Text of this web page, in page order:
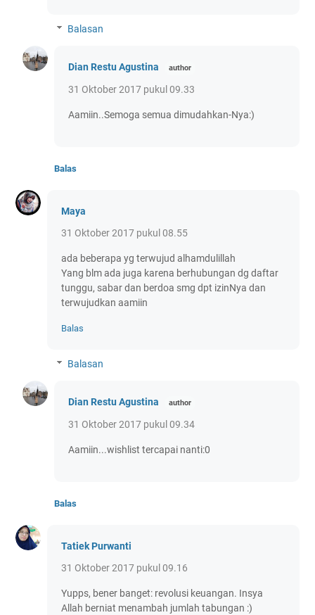
Balasan
Dian Restu Agustina
31 Oktober 2017 pukul 09.33
Aamiin..Semoga semua dimudahkan-Nya:)
Balas
Maya
31 Oktober 2017 pukul 08.55
ada beberapa yg terwujud alhamdulillah
Yang blm ada juga karena berhubungan dg daftar
tunggu, sabar dan berdoa smg dpt izinNya dan
terwujudkan aamiin
Balas
Balasan
Dian Restu Agustina
31 Oktober 2017 pukul 09.34
Aamiin...wishlist tercapai nanti:0
Balas
Tatiek Purwanti
31 Oktober 2017 pukul 09.16
Yupps, bener banget: revolusi keuangan. Insya
Allah berniat menambah jumlah tabungan :)